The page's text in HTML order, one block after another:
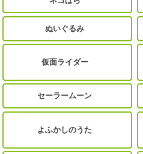
ぬいぐるみ
仮面ライダー
セーラームーン
よふかしのうた